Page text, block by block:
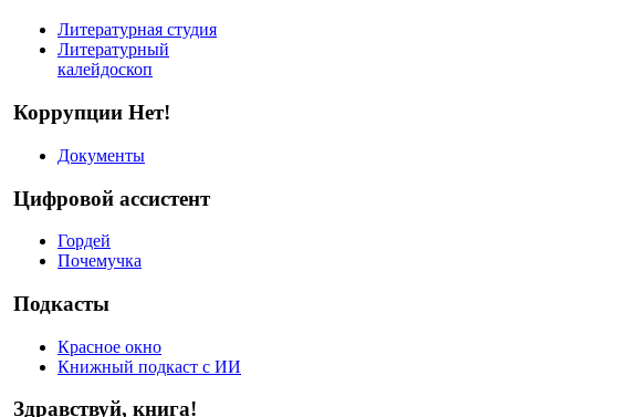
Литературная студия
Литературный
калейдоскоп
Коррупции Нет!
Документы
Цифровой ассистент
Гордей
Почемучка
Подкасты
Красное окно
Книжный подкаст с ИИ
Здравствуй, книга!